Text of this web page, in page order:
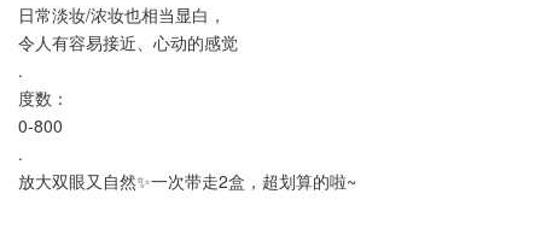
日常淡妆/浓妆也相当显白，
令人有容易接近、心动的感觉
.
度数：
0-800
.
放大双眼又自然✨一次带走2盒，超划算的啦~